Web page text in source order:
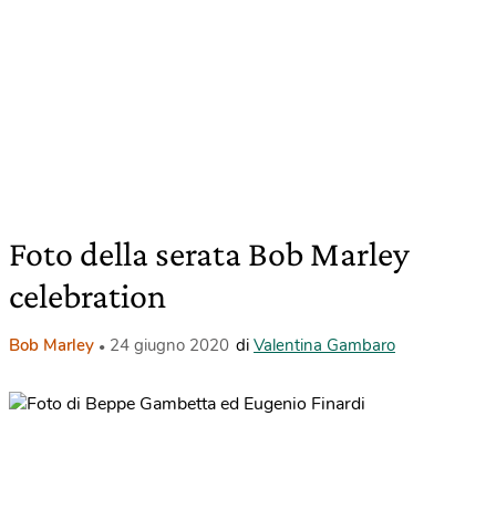
Foto della serata Bob Marley
celebration
Bob Marley 24 giugno 2020 di Valentina Gambaro